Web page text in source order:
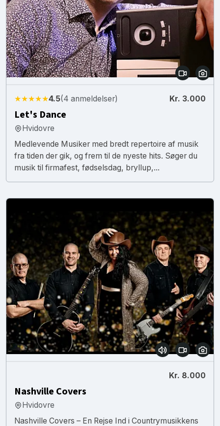
★★★★★4.5(4 anmeldelser) Kr. 3.000
Let's Dance
Hvidovre
Medlevende Musiker med bredt repertoire af musik
fra tiden der gik, og frem til de nyeste hits. Søger du
musik til firmafest, fødselsdag, bryllup,...
Kr. 8.000
Nashville Covers
Hvidovre
Nashville Covers – En Rejse Ind i Countrymusikkens